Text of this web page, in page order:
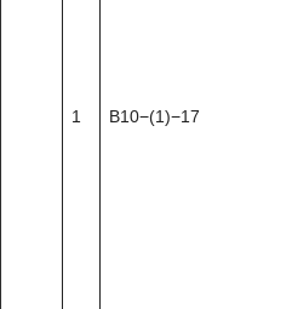
1 B10−(1)−17